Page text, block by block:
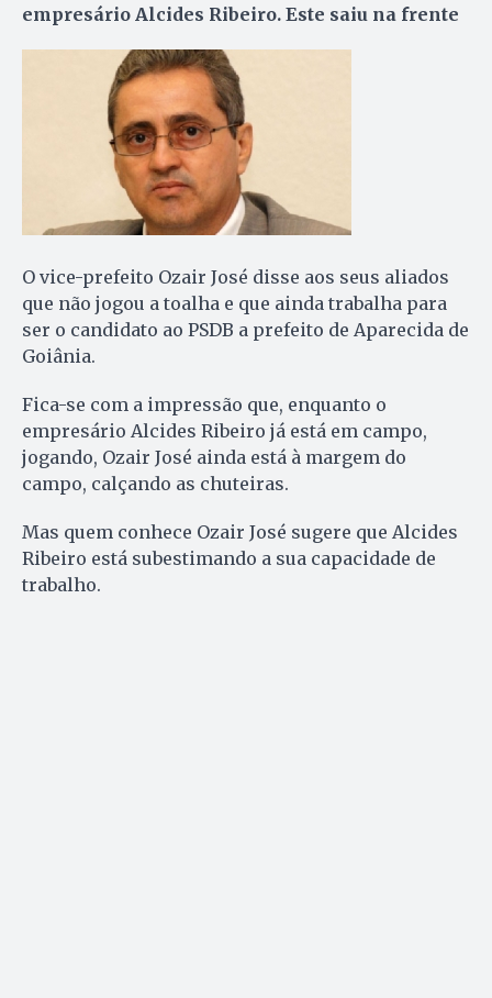
empresário Alcides Ribeiro. Este saiu na frente
O vice-prefeito Ozair José disse aos seus aliados
que não jogou a toalha e que ainda trabalha para
ser o candidato ao PSDB a prefeito de Aparecida de
Goiânia.
Fica-se com a impressão que, enquanto o
empresário Alcides Ribeiro já está em campo,
jogando, Ozair José ainda está à margem do
campo, calçando as chuteiras.
Mas quem conhece Ozair José sugere que Alcides
Ribeiro está subestimando a sua capacidade de
trabalho.